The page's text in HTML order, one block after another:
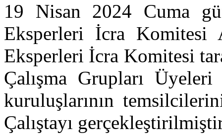
19 Nisan 2024 Cuma
Eksperleri İcra Komitesi
Eksperleri İcra Komitesi
Çalışma Grupları
kuruluşlarının
Çalıştayı